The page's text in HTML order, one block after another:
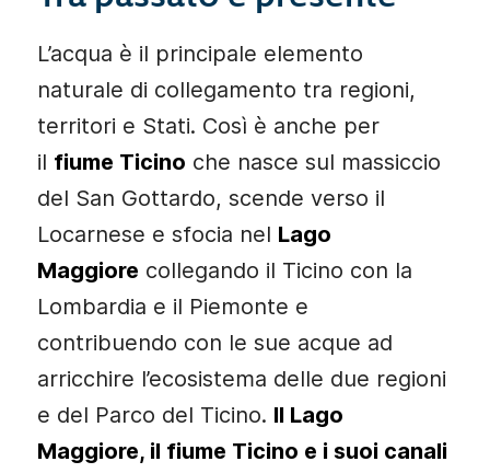
L’acqua è il principale elemento
naturale di collegamento tra regioni,
territori e Stati. Così è anche per
il fiume Ticino che nasce sul massiccio
del San Gottardo, scende verso il
Locarnese e sfocia nel Lago
Maggiore collegando il Ticino con la
Lombardia e il Piemonte e
contribuendo con le sue acque ad
arricchire l’ecosistema delle due regioni
e del Parco del Ticino. Il Lago
Maggiore, il fiume Ticino e i suoi canali